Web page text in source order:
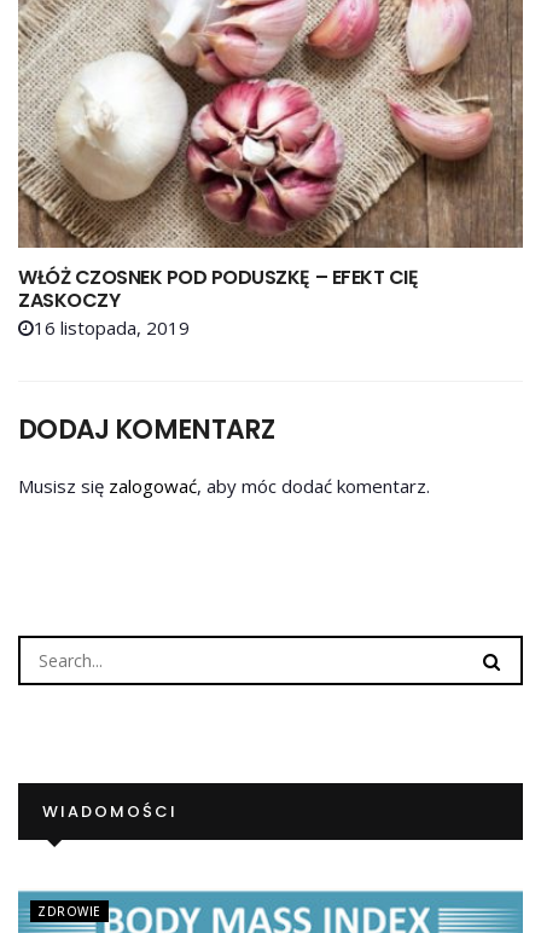
WŁÓŻ CZOSNEK POD PODUSZKĘ – EFEKT CIĘ
ZASKOCZY
16 listopada, 2019
DODAJ KOMENTARZ
Musisz się zalogować, aby móc dodać komentarz.
WIADOMOŚCI
ZDROWIE